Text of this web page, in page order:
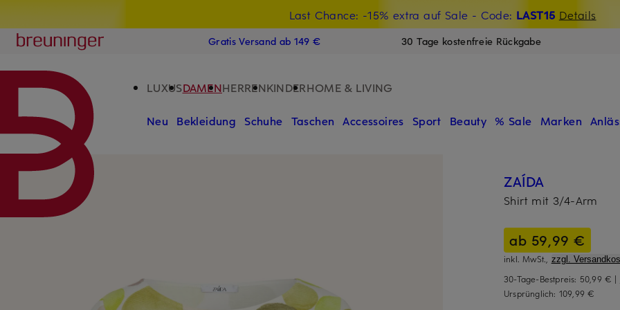
Last Chance: -15% extra auf Sale - Code: LAST15 Details
15€-Willkommensgutschein mit Beyond sichern
Breuninger
Gratis Versand ab 149 € 30 Tage kostenfreie Rückgabe
LUXUSDAMENHERRENKINDERHOME & LIVING
Neu Bekleidung Schuhe Taschen Accessoires Sport Beauty % Sale Marken
ZAÍDA
Shirt mit 3/4-Arm
ab 59,99 €
inkl. MwSt., zzgl.
30-Tage-Bestpreis: 50,99 € |
Ursprünglich: 109,99 €